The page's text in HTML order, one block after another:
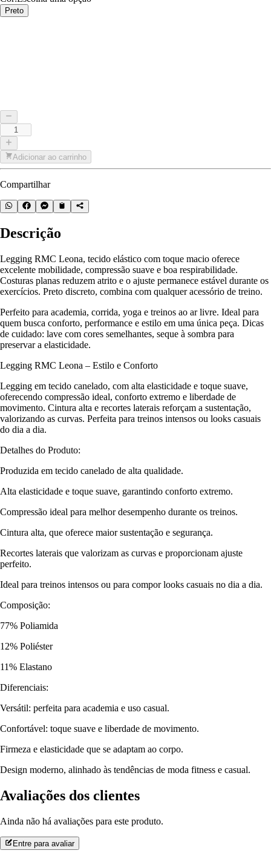
Preto
Adicionar ao carrinho
Compartilhar
Descrição
Legging RMC Leona, tecido elástico com toque macio oferece
excelente mobilidade, compressão suave e boa respirabilidade.
Costuras planas reduzem atrito e o ajuste permanece estável durante os
exercícios. Preto discreto, combina com qualquer acessório de treino.
Perfeito para academia, corrida, yoga e treinos ao ar livre. Ideal para
quem busca conforto, performance e estilo em uma única peça. Dicas
de cuidado: lave com cores semelhantes, seque à sombra para
preservar a elasticidade.
Legging RMC Leona – Estilo e Conforto
Legging em tecido canelado, com alta elasticidade e toque suave,
oferecendo compressão ideal, conforto extremo e liberdade de
movimento. Cintura alta e recortes laterais reforçam a sustentação,
valorizando as curvas. Perfeita para treinos intensos ou looks casuais
do dia a dia.
Detalhes do Produto:
Produzida em tecido canelado de alta qualidade.
Alta elasticidade e toque suave, garantindo conforto extremo.
Compressão ideal para melhor desempenho durante os treinos.
Cintura alta, que oferece maior sustentação e segurança.
Recortes laterais que valorizam as curvas e proporcionam ajuste
perfeito.
Ideal para treinos intensos ou para compor looks casuais no dia a dia.
Composição:
77% Poliamida
12% Poliéster
11% Elastano
Diferenciais:
Versátil: perfeita para academia e uso casual.
Confortável: toque suave e liberdade de movimento.
Firmeza e elasticidade que se adaptam ao corpo.
Design moderno, alinhado às tendências de moda fitness e casual.
Avaliações dos clientes
Ainda não há avaliações para este produto.
Entre para avaliar